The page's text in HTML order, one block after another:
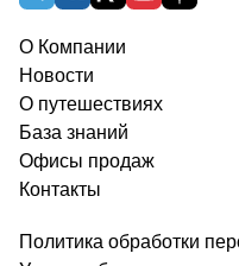
О Компании
Новости
О путешествиях
База знаний
Офисы продаж
Контакты
Политика обработки